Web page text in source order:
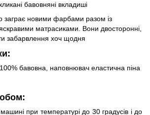
бавовняні вкладиші
заграє новими фарбами разом із
матрасиками. Вони двосторонні,
забарвлення хоч щодня
бавовна, наповнювач еластична піна
при температурі до 30 градусів і до